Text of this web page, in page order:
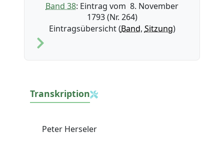
Band 38: Eintrag vom 8. November
1793 (Nr. 264)
Eintragsübersicht (Band, Sitzung)
Transkription
Peter Herseler